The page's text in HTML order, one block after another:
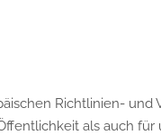
Richtlinien-
als auch